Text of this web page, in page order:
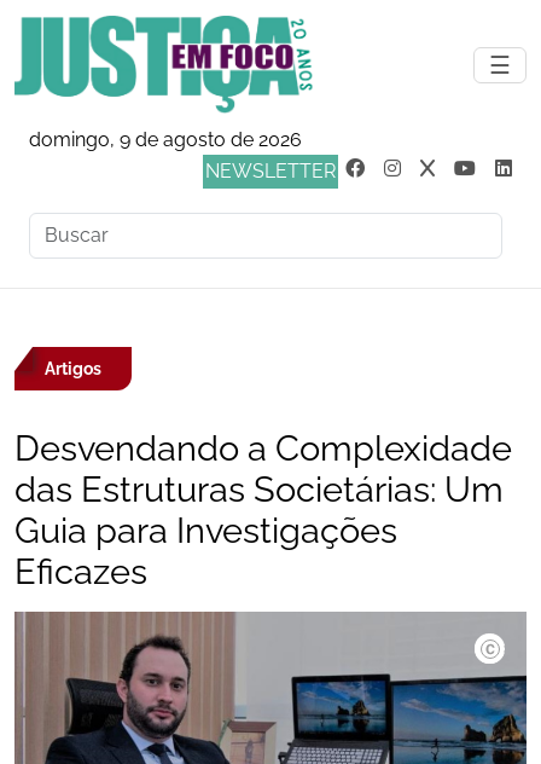
☰
domingo, 9 de agosto de 2026
NEWSLETTER
Artigos
Desvendando a Complexidade
das Estruturas Societárias: Um
Guia para Investigações
Eficazes